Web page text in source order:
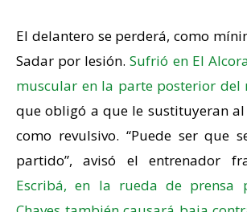
El delantero se perderá, como
Sadar por lesión.Sufrió en El
muscular en la parte posterior del
que obligó a que le sustituyeran
como revulsivo. “Puede ser que
partido”, avisó el entrenador
Escribá, en la rueda de prensa